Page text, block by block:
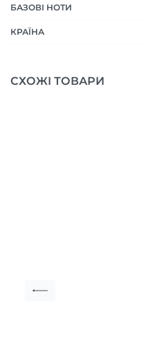
БАЗОВІ НОТИ
КРАЇНА
СХОЖІ ТОВАРИ